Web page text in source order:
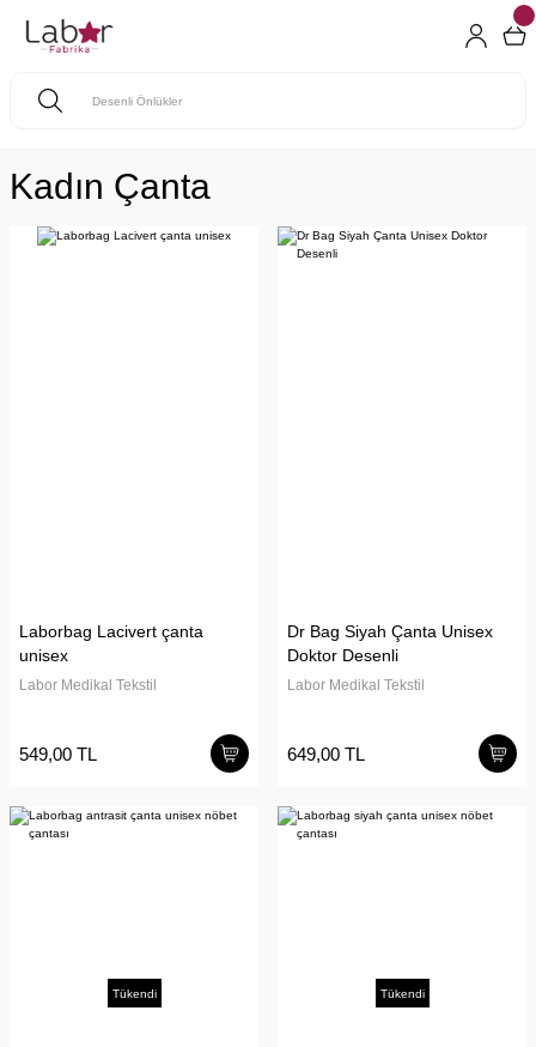
Kadın Çanta
Laborbag Lacivert çanta
unisex
Labor Medikal Tekstil
549,00 TL
Dr Bag Siyah Çanta Unisex
Doktor Desenli
Labor Medikal Tekstil
649,00 TL
Tükendi Tükendi